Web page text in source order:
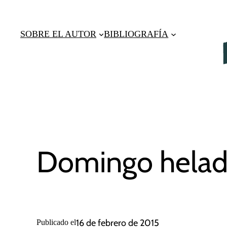
contenido
SOBRE EL AUTOR BIBLIOGRAFÍA
Domingo
Publicado el16 de febrero de 2015